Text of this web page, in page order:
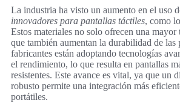
La industria ha visto un aumento en el uso
innovadores para pantallas táctiles, como
Estos materiales no solo ofrecen una mayor
que también aumentan la durabilidad de las
fabricantes están adoptando tecnologías
el rendimiento, lo que resulta en pantallas
resistentes. Este avance es vital, ya que un
robusto permite una integración más
portátiles.